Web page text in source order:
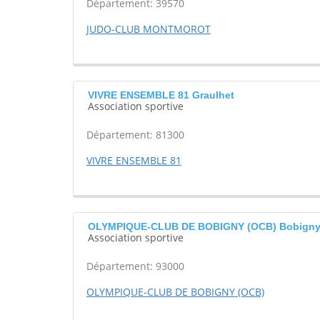
Département: 39570
JUDO-CLUB MONTMOROT
VIVRE ENSEMBLE 81 Graulhet
Association sportive
Département: 81300
VIVRE ENSEMBLE 81
OLYMPIQUE-CLUB DE BOBIGNY (OCB) Bobigny
Association sportive
Département: 93000
OLYMPIQUE-CLUB DE BOBIGNY (OCB)